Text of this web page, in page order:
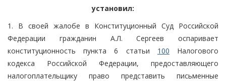
установил:
1. В своей жалобе в Конституционный Суд Российской
Федерации гражданин А.Л. Сергеев оспаривает
конституционность пункта 6 статьи 100 Налогового
кодекса Российской Федерации, предоставляющего
налогоплательщику право представить письменные